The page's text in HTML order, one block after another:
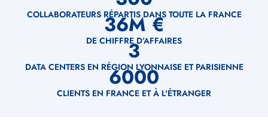
COLLABORATEURS RÉPARTIS DANS TOUTE LA FRANCE
36M €
DE CHIFFRE D’AFFAIRES
3
DATA CENTERS EN RÉGION LYONNAISE ET PARISIENNE
6000
CLIENTS EN FRANCE ET À L'ÉTRANGER